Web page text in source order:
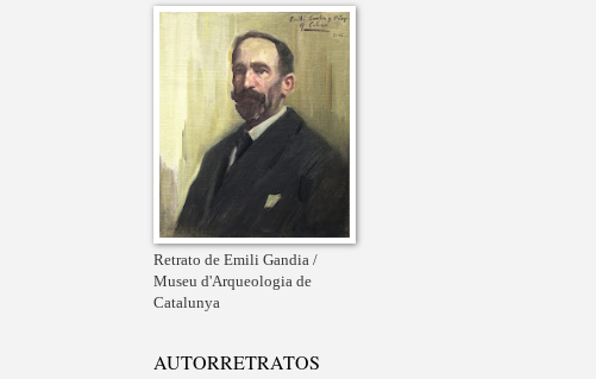
Retrato de Emili Gandia /
Museu d'Arqueologia de
Catalunya
AUTORRETRATOS